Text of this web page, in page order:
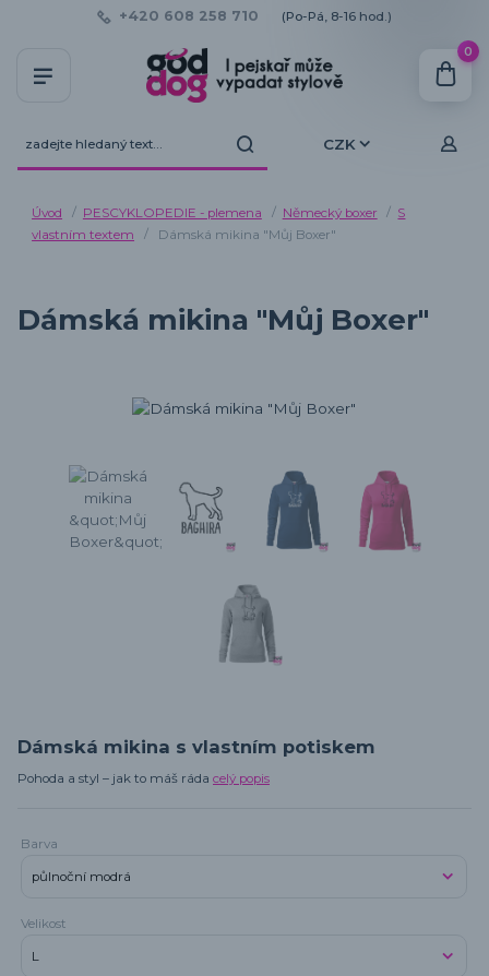
CZK
+420 608 258 710 (Po-Pá, 8-16 hod.)
0
Úvod PESCYKLOPEDIE - plemena Německý boxer
S
vlastním textem
Dámská mikina "Můj Boxer"
Dámská mikina "Můj Boxer"
Dámská mikina s vlastním potiskem
Pohoda a styl – jak to máš ráda celý popis
Barva
Velikost